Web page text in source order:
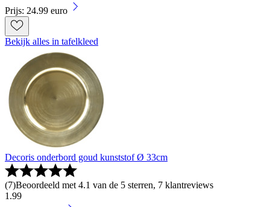
Prijs: 24.99 euro
Bekijk alles in tafelkleed
Decoris onderbord goud kunststof Ø 33cm
(7)Beoordeeld met 4.1 van de 5 sterren, 7 klantreviews
1 .99